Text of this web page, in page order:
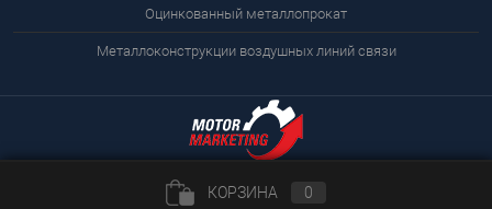
Оцинкованный металлопрокат
Металлоконструкции воздушных линий связи
КОРЗИНА 0